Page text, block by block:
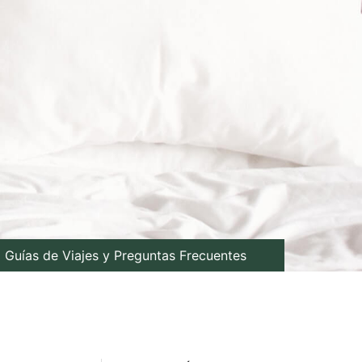
Guías de Viajes y Preguntas Frecuentes